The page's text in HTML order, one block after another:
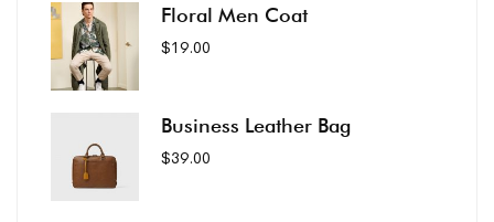
Floral Men Coat
$19.00
Business Leather Bag
$39.00